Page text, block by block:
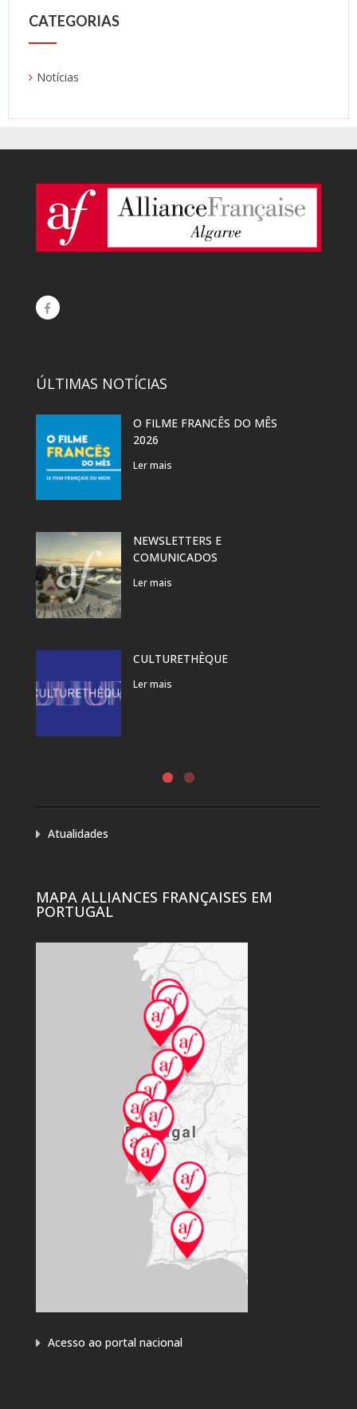
CATEGORIAS
Notícias
ÚLTIMAS NOTÍCIAS
O FILME FRANCÊS DO MÊS
2026
Ler mais
NEWSLETTERS E
COMUNICADOS
Ler mais
CULTURETHÈQUE
Ler mais
Atualidades
MAPA ALLIANCES FRANÇAISES EM
PORTUGAL
Acesso ao portal nacional